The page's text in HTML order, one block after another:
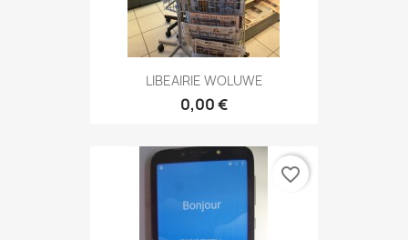
LIBEAIRIE WOLUWE
0,00 €
favorite_border